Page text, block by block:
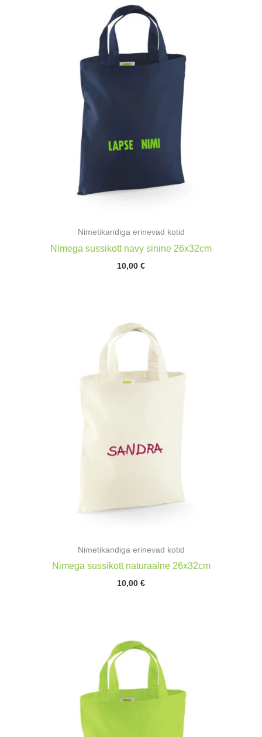
Nimetikandiga erinevad kotid
Nimega sussikott navy sinine 26x32cm
10,00 €
Nimetikandiga erinevad kotid
Nimega sussikott naturaalne 26x32cm
10,00 €